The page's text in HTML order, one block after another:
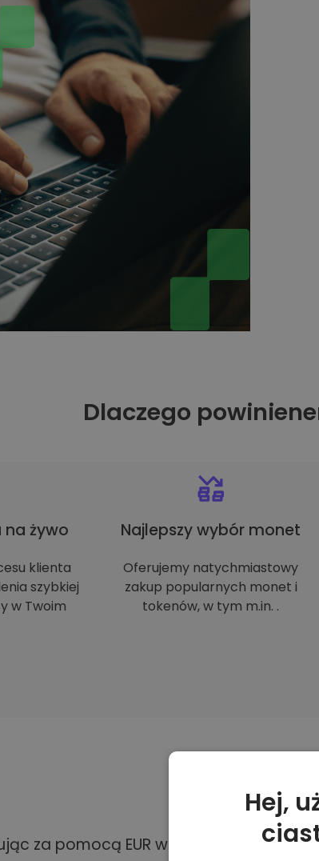
Dlaczego
na żywo
klienta
szybkiej
w Twoim
Najlepszy wybór monet
Oferujemy natychmiastowy
zakup popularnych monet i
tokenów, w tym m.in. .
za pomocą EUR w Kriptomat, masz
Hej,